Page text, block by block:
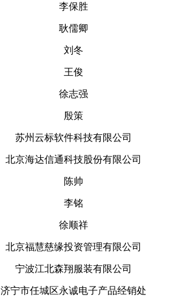
李保胜
耿儒卿
刘冬
王俊
徐志强
殷策
苏州云标软件科技有限公司
北京海达信通科技股份有限公司
陈帅
李铭
徐顺祥
北京福慧慈缘投资管理有限公司
宁波江北森翔服装有限公司
济宁市任城区永诚电子产品经销处